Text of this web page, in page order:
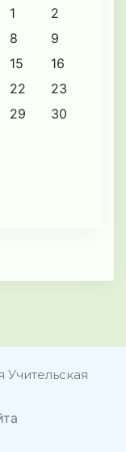
1
2
8
9
15
16
22
23
29
30
Учительская